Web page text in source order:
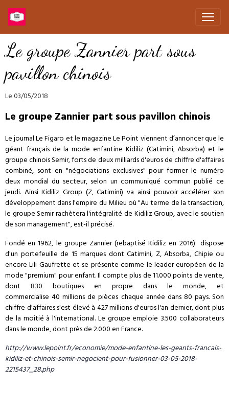
Le groupe Zannier part sous
pavillon chinois
Le 03/05/2018
Le groupe Zannier part sous pavillon chinois
Le journal Le Figaro et le magazine Le Point viennent d’annoncer que le
géant français de la mode enfantine Kidiliz (Catimini, Absorba) et le
groupe chinois Semir, forts de deux milliards d'euros de chiffre d'affaires
combiné, sont en "négociations exclusives" pour former le numéro
deux mondial du secteur, selon un communiqué commun publié ce
jeudi. Ainsi Kidiliz Group (Z, Catimini) va ainsi pouvoir accélérer son
développement dans l'empire du Milieu où "Au terme de la transaction,
le groupe Semir rachètera l'intégralité de Kidiliz Group, avec le soutien
de son management", est-il précisé.
Fondé en 1962, le groupe Zannier (rebaptisé Kidiliz en 2016) dispose
d'un portefeuille de 15 marques dont Catimini, Z, Absorba, Chipie ou
encore Lili Gaufrette et se présente comme le leader européen de la
mode "premium" pour enfant. Il compte plus de 11.000 points de vente,
dont 830 boutiques en propre dans le monde, et
commercialise 40 millions de pièces chaque année dans 80 pays. Son
chiffre d'affaires s'est élevé à 427 millions d'euros l'an dernier, dont plus
de la moitié à l'international. Le groupe emploie 3.500 collaborateurs
dans le monde, dont près de 2.000 en France.
http://www.lepoint.fr/economie/mode-enfantine-les-geants-francais-
kidiliz-et-chinois-semir-negocient-pour-fusionner-03-05-2018-
2215437_28.php